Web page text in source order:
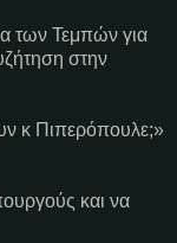
των Τεμπών για
στην
κ Πιπερόπουλε;»
και να